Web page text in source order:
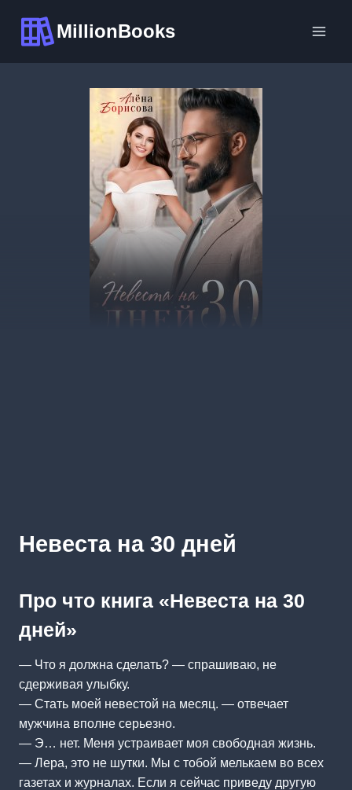
содержимому
MillionBooks
Невеста на 30 дней
Про что книга «Невеста на 30
дней»
— Что я должна сделать? — спрашиваю, не
сдерживая улыбку.
— Стать моей невестой на месяц. — отвечает
мужчина вполне серьезно.
— Э… нет. Меня устраивает моя свободная жизнь.
— Лера, это не шутки. Мы с тобой мелькаем во всех
газетах и журналах. Если я сейчас приведу другую